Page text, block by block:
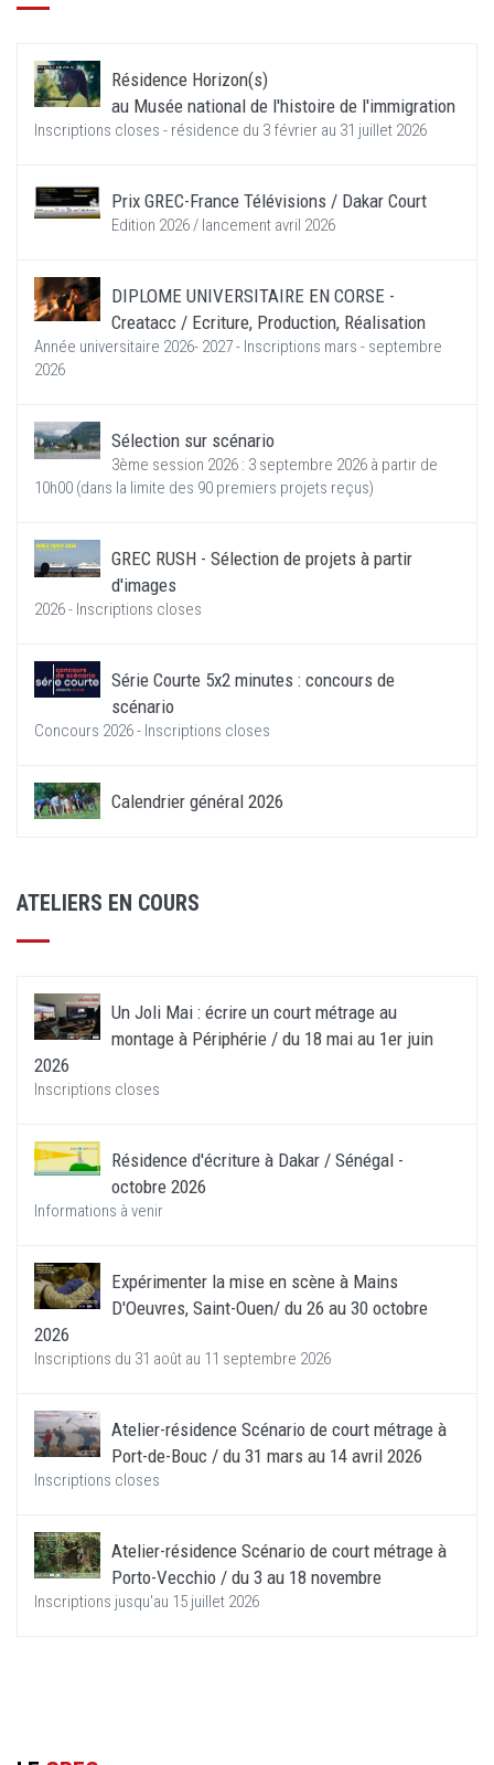
Résidence Horizon(s)
au Musée national de l'histoire de l'immigration
Inscriptions closes - résidence du 3 février au 31 juillet 2026
Prix GREC-France Télévisions / Dakar Court
Edition 2026 / lancement avril 2026
DIPLOME UNIVERSITAIRE EN CORSE -
Creatacc / Ecriture, Production, Réalisation
Année universitaire 2026- 2027 - Inscriptions mars - septembre
2026
Sélection sur scénario
3ème session 2026 : 3 septembre 2026 à partir de
10h00 (dans la limite des 90 premiers projets reçus)
GREC RUSH - Sélection de projets à partir
d'images
2026 - Inscriptions closes
Série Courte 5x2 minutes : concours de
scénario
Concours 2026 - Inscriptions closes
Calendrier général 2026
ATELIERS EN COURS
Un Joli Mai : écrire un court métrage au
montage à Périphérie / du 18 mai au 1er juin
2026
Inscriptions closes
Résidence d'écriture à Dakar / Sénégal -
octobre 2026
Informations à venir
Expérimenter la mise en scène à Mains
D'Oeuvres, Saint-Ouen/ du 26 au 30 octobre
2026
Inscriptions du 31 août au 11 septembre 2026
Atelier-résidence Scénario de court métrage à
Port-de-Bouc / du 31 mars au 14 avril 2026
Inscriptions closes
Atelier-résidence Scénario de court métrage à
Porto-Vecchio / du 3 au 18 novembre
Inscriptions jusqu'au 15 juillet 2026